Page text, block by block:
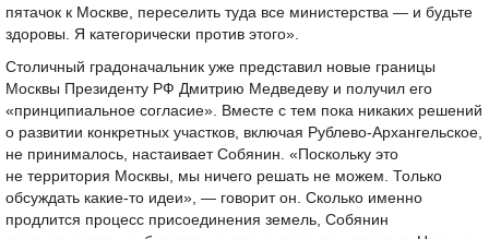
пятачок к Москве, переселить туда все министерства — и будьте
здоровы. Я категорически против этого».
Столичный градоначальник уже представил новые границы
Москвы Президенту РФ Дмитрию Медведеву и получил его
«принципиальное согласие». Вместе с тем пока никаких решений
о развитии конкретных участков, включая Рублево-Архангельское,
не принималось, настаивает Собянин. «Поскольку это
не территория Москвы, мы ничего решать не можем. Только
обсуждать какие-то идеи», — говорит он. Сколько именно
продлится процесс присоединения земель, Собянин